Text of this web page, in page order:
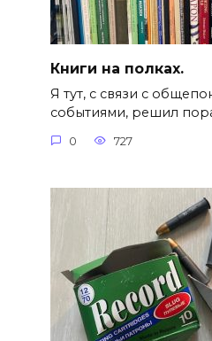
Книги на полках.
Я тут, с связи с
событиями, решил
0 727